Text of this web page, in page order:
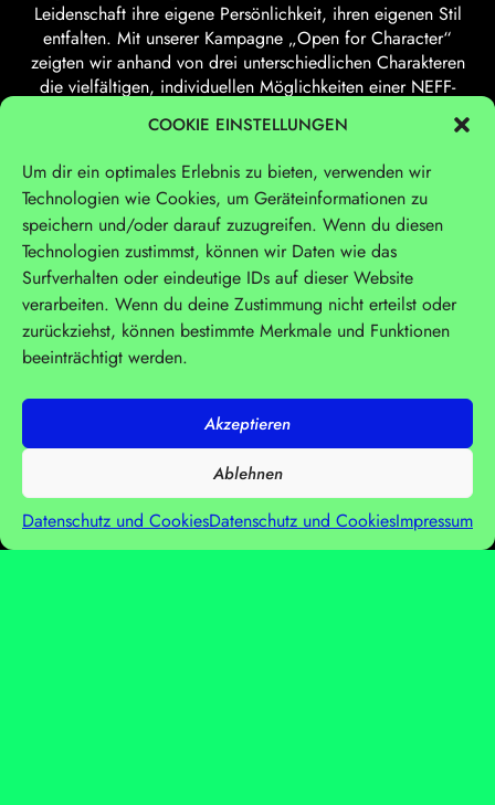
COOKIE EINSTELLUNGEN
Um dir ein optimales Erlebnis zu bieten, verwenden wir
Technologien wie Cookies, um Geräteinformationen zu
speichern und/oder darauf zuzugreifen. Wenn du diesen
Technologien zustimmst, können wir Daten wie das
Surfverhalten oder eindeutige IDs auf dieser Website
verarbeiten. Wenn du deine Zustimmung nicht erteilst oder
zurückziehst, können bestimmte Merkmale und Funktionen
beeinträchtigt werden.
Akzeptieren
Ablehnen
Datenschutz und CookiesDatenschutz und CookiesImpressum
Leidenschaft ihre eigene Persönlichkeit, ihren eigenen Stil
entfalten. Mit unserer Kampagne „Open for Character“
zeigten wir anhand von drei unterschiedlichen Charakteren
die vielfältigen, individuellen Möglichkeiten einer NEFF-
Klicke hier, um Marketing-
Cookies zu akzeptieren und
diesen Inhalt zu aktivieren
Klicke hier, um Marketing-
Cookies zu akzeptieren und
diesen Inhalt zu aktivieren
ERGEBNIS
ERGEBNIS
Mit „Open for Character“ verantworteten wir die größte
Produkt-Kampagne in der NEFF-Unternehmensgeschichte. Für
die internationale Kampagne haben wir die Küche mit
bekannten und inspirierenden Charakteren als Bühne für
Individualität und Kreativität inszeniert. Und so auch die
Marke als einzigartigen Vorreiter in Sachen